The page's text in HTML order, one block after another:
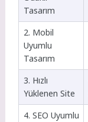
Tasarım
2. Mobil
Uyumlu
Tasarım
3. Hızlı
Yüklenen Site
4. SEO Uyumlu